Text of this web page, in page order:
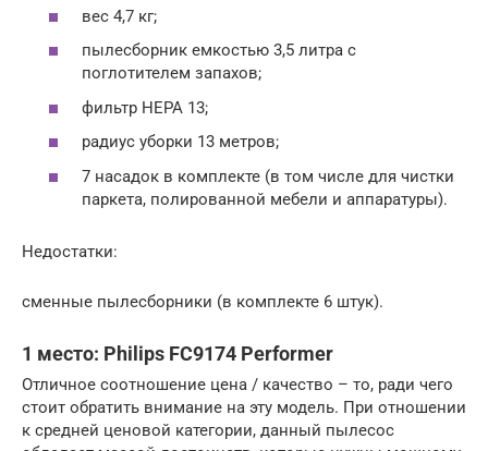
вес 4,7 кг;
пылесборник емкостью 3,5 литра с
поглотителем запахов;
фильтр HEPA 13;
радиус уборки 13 метров;
7 насадок в комплекте (в том числе для чистки
паркета, полированной мебели и аппаратуры).
Недостатки:
сменные пылесборники (в комплекте 6 штук).
1 место: Philips FC9174 Performer
Отличное соотношение цена / качество – то, ради чего
стоит обратить внимание на эту модель. При отношении
к средней ценовой категории, данный пылесос